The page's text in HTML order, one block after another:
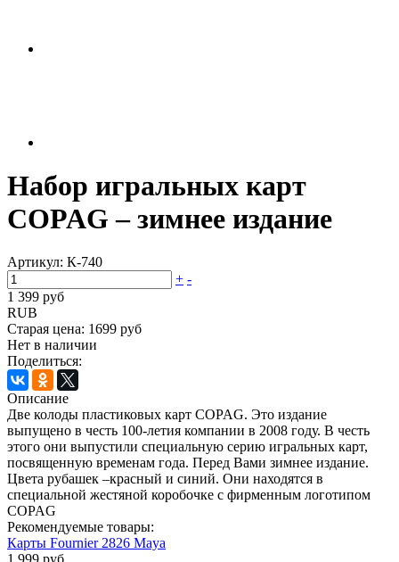
Набор игральных карт
COPAG – зимнее издание
Артикул: К-740
+ -
1 399 руб
RUB
Старая цена: 1699 руб
Нет в наличии
Поделиться:
Описание
Две колоды пластиковых карт COPAG. Это издание
выпущено в честь 100-летия компании в 2008 году. В честь
этого они выпустили специальную серию игральных карт,
посвященную временам года. Перед Вами зимнее издание.
Цвета рубашек –красный и синий. Они находятся в
специальной жестяной коробочке с фирменным логотипом
COPAG
Рекомендуемые товары:
Карты Fournier 2826 Maya